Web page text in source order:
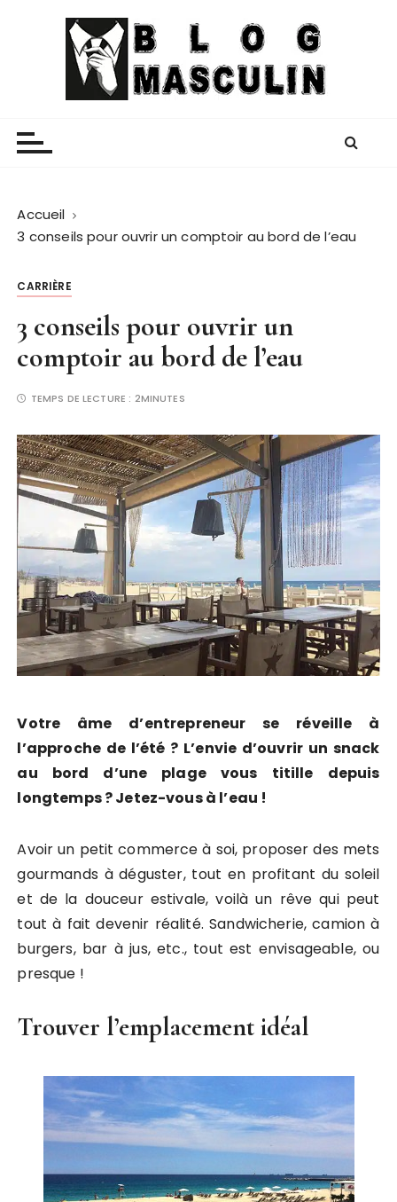
Accueil
3 conseils pour ouvrir un comptoir au bord de l’eau
CARRIÈRE
3 conseils pour ouvrir un
comptoir au bord de l’eau
TEMPS DE LECTURE : 2MINUTES
Votre âme d’entrepreneur se réveille à
l’approche de l’été ? L’envie d’ouvrir un snack
au bord d’une plage vous titille depuis
longtemps ? Jetez-vous à l’eau !
Avoir un petit commerce à soi, proposer des mets
gourmands à déguster, tout en profitant du soleil
et de la douceur estivale, voilà un rêve qui peut
tout à fait devenir réalité. Sandwicherie, camion à
burgers, bar à jus, etc., tout est envisageable, ou
presque !
Trouver l’emplacement idéal